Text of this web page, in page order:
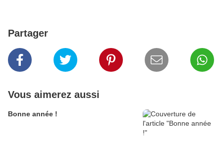
Partager
Vous aimerez aussi
Bonne année !